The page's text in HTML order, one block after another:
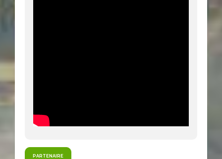
PARTENAIRE